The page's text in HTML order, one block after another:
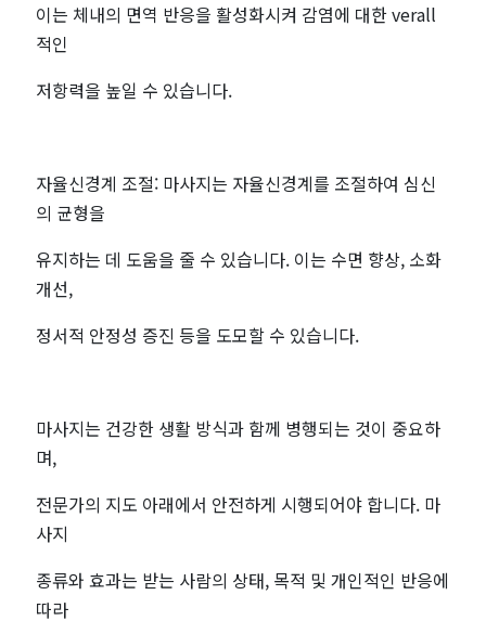
이는 체내의 면역 반응을 활성화시켜 감염에 대한 verall
적인
저항력을 높일 수 있습니다.
자율신경계 조절: 마사지는 자율신경계를 조절하여 심신
의 균형을
유지하는 데 도움을 줄 수 있습니다. 이는 수면 향상, 소화
개선,
정서적 안정성 증진 등을 도모할 수 있습니다.
마사지는 건강한 생활 방식과 함께 병행되는 것이 중요하
며,
전문가의 지도 아래에서 안전하게 시행되어야 합니다. 마
사지
종류와 효과는 받는 사람의 상태, 목적 및 개인적인 반응에
따라